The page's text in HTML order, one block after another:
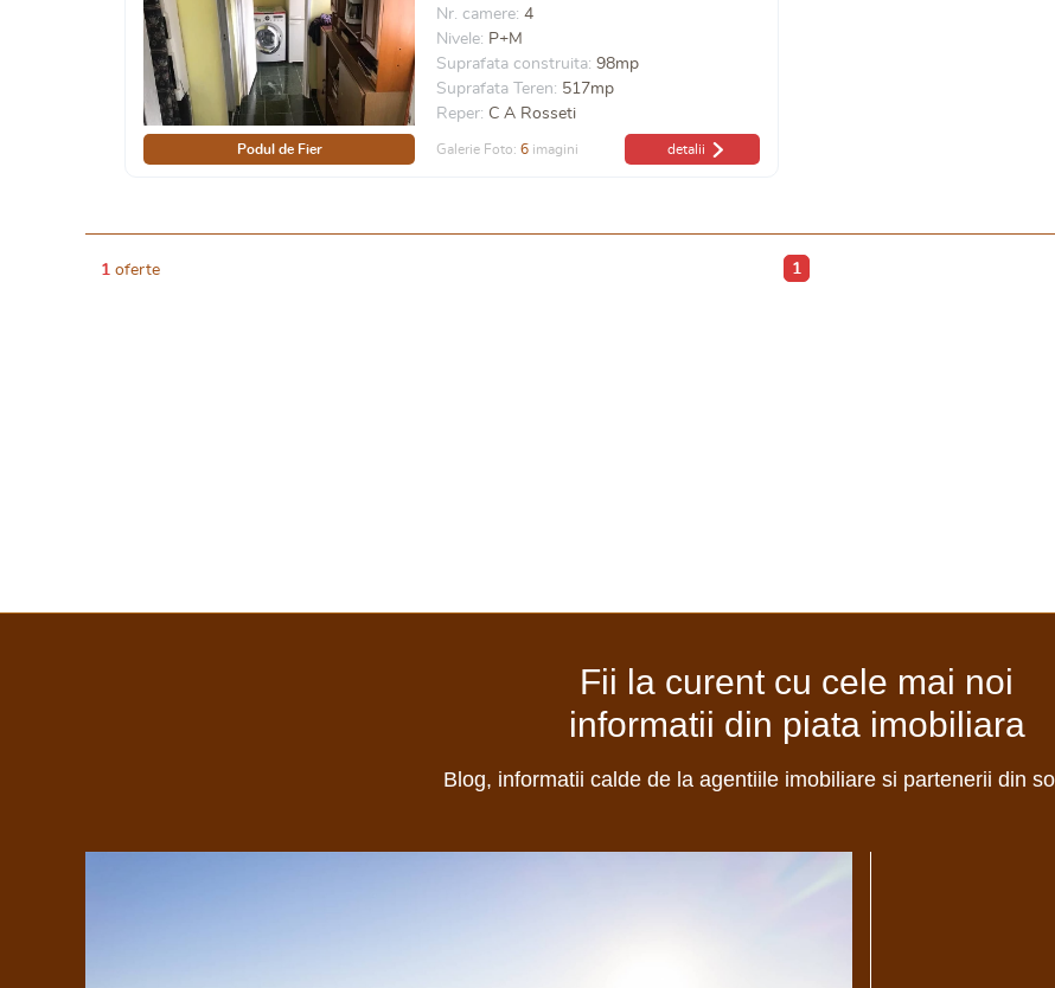
Nr. camere: 4
Nivele: P+M
Suprafata construita: 98mp
Suprafata Teren: 517mp
Reper: C A Rosseti
Podul de Fier Galerie Foto: 6 imagini detalii
1 oferte 1
Fii la curent cu cele mai noi
informatii din piata imobiliara
Blog, informatii calde de la agentiile imobiliare si partenerii din